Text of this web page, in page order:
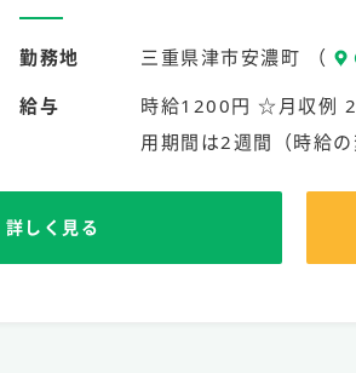
勤務地 三重県津市安濃町 （
給与
時給1200円 ☆月収例
用期間は2週間（時給
詳しく見る